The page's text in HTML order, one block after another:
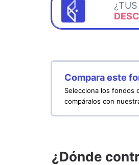
Compara este
Selecciona los fondos
compáralos con
¿Dónde